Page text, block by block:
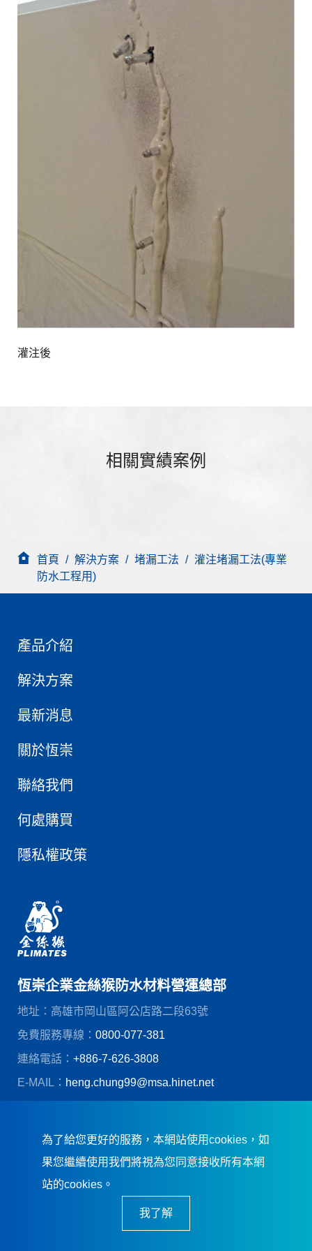
灌注後
相關實績案例
首頁 / 解決方案 / 堵漏工法 / 灌注堵漏工法(專業
防水工程用)
產品介紹
解決方案
最新消息
關於恆崇
聯絡我們
何處購買
隱私權政策
恆崇企業金絲猴防水材料營運總部
地址：高雄市岡山區阿公店路二段63號
免費服務專線： 0800-077-381
連絡電話： +886-7-626-3808
E-MAIL： heng.chung99@msa.hinet.net
恆崇企業．誠信踏實．卓越品質．及
為了給您更好的服務，本網站使用cookies，如
果您繼續使用我們將視為您同意接收所有本網
站的cookies。
我了解